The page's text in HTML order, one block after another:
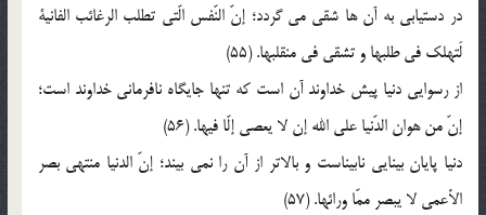
در دستيابي به آن ها شقي مي گردد؛ إنّ النّفس الّتي تطلب الرغائب الفانية
لَتهلک في طلبها و تشقي في منقلبها. (55)
از رسوايي دنيا پيش خداوند آن است که تنها جايگاه نافرماني خداوند است؛
إنّ من هوان الدّنيا علي الله إن لا يعصي إلّا فيها. (56)
دنيا پايان بينايي نابيناست و بالاتر از آن را نمي بيند؛ إنّ الدنيا منتهي بصر
الأعمي لا يبصر ممّا ورائها. (57)